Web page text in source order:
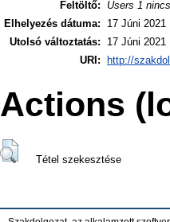
Feltöltő:
Users 1
Elhelyezés dátuma:
17 Júni 2021
Utolsó változtatás:
17 Júni 2021
URI:
http://
Actions
Tétel szekesztése